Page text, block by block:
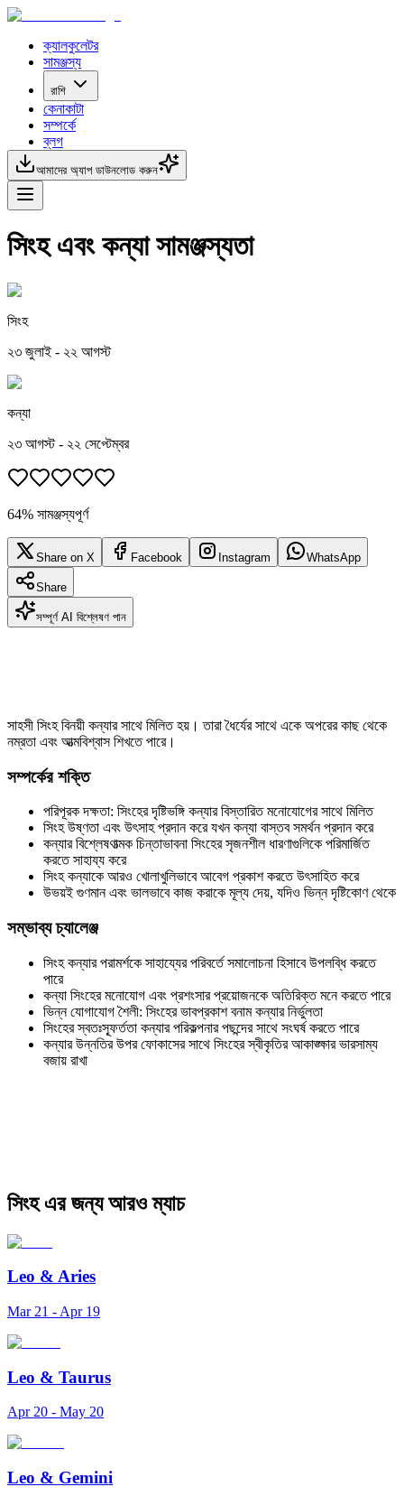
ক্যালকুলেটর
সামঞ্জস্য
রাশি
কেনাকাটা
সম্পর্কে
ব্লগ
আমাদের অ্যাপ ডাউনলোড করুন
সিংহ এবং কন্যা সামঞ্জস্যতা
সিংহ
২৩ জুলাই - ২২ আগস্ট
কন্যা
২৩ আগস্ট - ২২ সেপ্টেম্বর
64% সামঞ্জস্যপূর্ণ
Share on X Facebook Instagram WhatsApp
Share
সম্পূর্ণ AI বিশ্লেষণ পান
সাহসী সিংহ বিনয়ী কন্যার সাথে মিলিত হয়। তারা ধৈর্যের সাথে একে অপরের কাছ থেকে
নম্রতা এবং আত্মবিশ্বাস শিখতে পারে।
সম্পর্কের শক্তি
পরিপূরক দক্ষতা: সিংহের দৃষ্টিভঙ্গি কন্যার বিস্তারিত মনোযোগের সাথে মিলিত
সিংহ উষ্ণতা এবং উৎসাহ প্রদান করে যখন কন্যা বাস্তব সমর্থন প্রদান করে
কন্যার বিশ্লেষণাত্মক চিন্তাভাবনা সিংহের সৃজনশীল ধারণাগুলিকে পরিমার্জিত
করতে সাহায্য করে
সিংহ কন্যাকে আরও খোলাখুলিভাবে আবেগ প্রকাশ করতে উৎসাহিত করে
উভয়ই গুণমান এবং ভালভাবে কাজ করাকে মূল্য দেয়, যদিও ভিন্ন দৃষ্টিকোণ থেকে
সম্ভাব্য চ্যালেঞ্জ
সিংহ কন্যার পরামর্শকে সাহায্যের পরিবর্তে সমালোচনা হিসাবে উপলব্ধি করতে
পারে
কন্যা সিংহের মনোযোগ এবং প্রশংসার প্রয়োজনকে অতিরিক্ত মনে করতে পারে
ভিন্ন যোগাযোগ শৈলী: সিংহের ভাবপ্রকাশ বনাম কন্যার নির্ভুলতা
সিংহের স্বতঃস্ফূর্ততা কন্যার পরিকল্পনার পছন্দের সাথে সংঘর্ষ করতে পারে
কন্যার উন্নতির উপর ফোকাসের সাথে সিংহের স্বীকৃতির আকাঙ্ক্ষার ভারসাম্য
বজায় রাখা
সিংহ এর জন্য আরও ম্যাচ
Leo & Aries
Mar 21 - Apr 19
Leo & Taurus
Apr 20 - May 20
Leo & Gemini